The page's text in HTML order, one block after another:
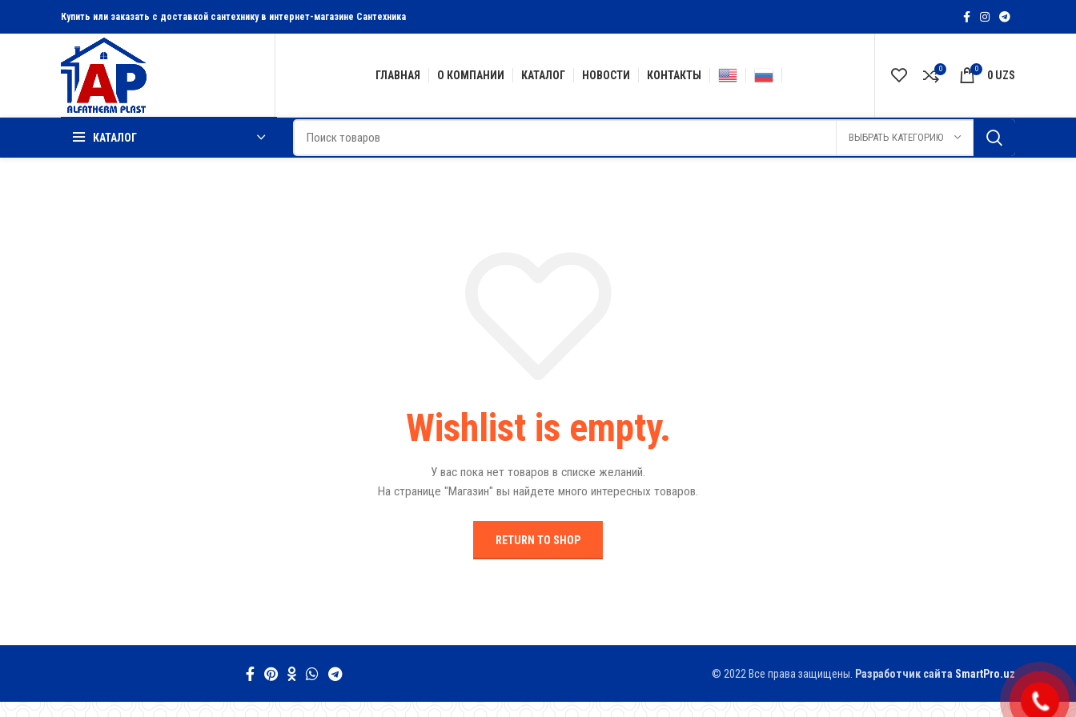
Купить или заказать с доставкой сантехнику в интернет-магазине Сантехника
ГЛАВНАЯ О КОМПАНИИ КАТАЛОГ НОВОСТИ КОНТАКТЫ 0 0 0 UZS
КАТАЛОГ ВЫБРАТЬ КАТЕГОРИЮ
Wishlist is empty.
У вас пока нет товаров в списке желаний.
На странице "Магазин" вы найдете много интересных товаров.
RETURN TO SHOP
© 2022 Все права защищены. Разработчик сайтa SmartPro.uz